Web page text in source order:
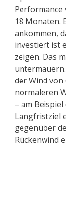
Performance
18 Monaten.
ankommen,
investiert ist
zeigen. Das
der Wind von
normaleren
– am
Langfristziel
gegenüber
Rückenwind